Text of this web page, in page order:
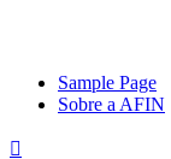
Avançar
para
conteúdo
Primary
Menu
Sample Page
Sobre a AFIN